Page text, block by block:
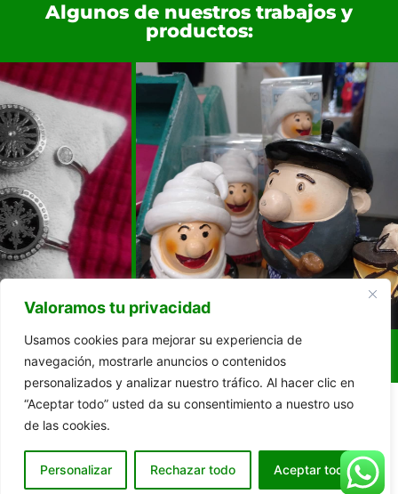
Valoramos tu privacidad
Usamos cookies para mejorar su experiencia de
navegación, mostrarle anuncios o contenidos
personalizados y analizar nuestro tráfico. Al hacer clic en
“Aceptar todo” usted da su consentimiento a nuestro uso
de las cookies.
Personalizar Rechazar todo Aceptar todo
Algunos de nuestros trabajos y
productos: